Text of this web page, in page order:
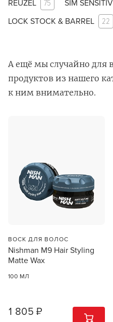
REUZEL 75 SIM
LOCK STOCK & BARREL 22
А ещё мы случайно для
продуктов из нашего
к ним внимательно.
ВОСК ДЛЯ ВОЛОС
Nishman M9 Hair Styling
Matte Wax
100 МЛ
1 805 ₽ 1 ШТ
смотреть товары и
УСТАНОВИТЬ ИЗ